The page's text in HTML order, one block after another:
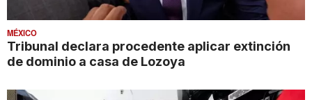
MÉXICO
Tribunal declara procedente aplicar extinción
de dominio a casa de Lozoya